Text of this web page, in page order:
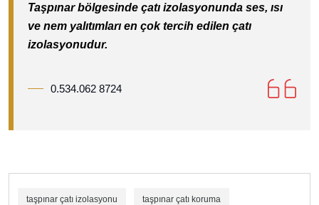
Taşpınar bölgesinde çatı izolasyonunda ses, ısı
ve nem yalıtımları en çok tercih edilen çatı
izolasyonudur.
0.534.062 8724
taşpınar çatı izolasyonu taşpınar çatı koruma